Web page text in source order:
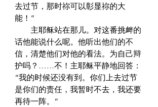
去过节，那时祢可以彰显祢的大
能！”
主耶稣站在那儿。对这番挑衅的
话他能说什么呢。他听出他们的不
信，清楚他们对他的看法。为自己辩
护吗？……不！主耶稣平静地回答：
“我的时候还没有到。你们上去过节
是你们的责任，我暂时不去，我还要
再待一阵。”